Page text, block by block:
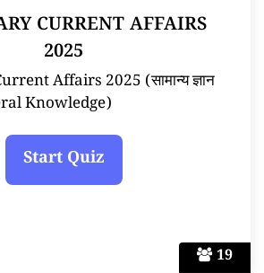
19
CURRENT AFFAIRS
2025
Affairs 2025 (सामान्य ज्ञान
Knowledge)